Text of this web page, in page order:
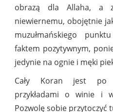
obrazą dla Allaha, a
niewiernemu, obojętnie
muzułmańskiego
faktem pozytywnym,
jedynie na ognie i męki
Cały Koran jest po
przykładami o winie i
Pozwolę sobie przytoczyć